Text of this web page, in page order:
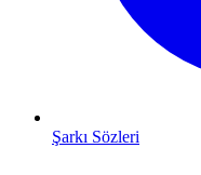
Şarkı Sözleri